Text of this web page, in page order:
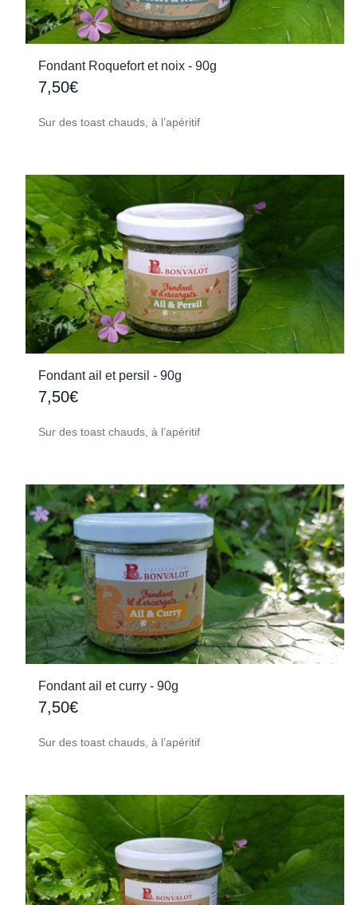
Fondant Roquefort et noix - 90g
7,50€
Sur des toast chauds, à l’apéritif
Fondant ail et persil - 90g
7,50€
Sur des toast chauds, à l’apéritif
Fondant ail et curry - 90g
7,50€
Sur des toast chauds, à l’apéritif